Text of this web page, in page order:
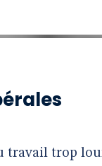
travail trop